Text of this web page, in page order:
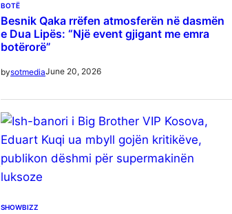
BOTË
Besnik Qaka rrëfen atmosferën në dasmën
e Dua Lipës: “Një event gjigant me emra
botërorë”
bysotmediaJune 20, 2026
SHOWBIZZ